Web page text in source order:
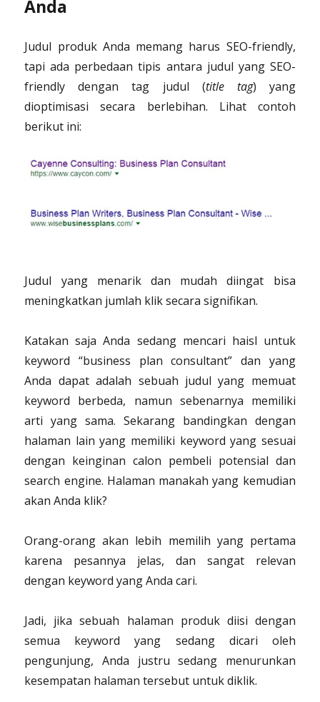
Anda
Judul produk Anda memang harus SEO-friendly,
tapi ada perbedaan tipis antara judul yang SEO-
friendly dengan tag judul (title tag) yang
dioptimisasi secara berlebihan. Lihat contoh
berikut ini:
Judul yang menarik dan mudah diingat bisa
meningkatkan jumlah klik secara signifikan.
Katakan saja Anda sedang mencari haisl untuk
keyword “business plan consultant” dan yang
Anda dapat adalah sebuah judul yang memuat
keyword berbeda, namun sebenarnya memiliki
arti yang sama. Sekarang bandingkan dengan
halaman lain yang memiliki keyword yang sesuai
dengan keinginan calon pembeli potensial dan
search engine. Halaman manakah yang kemudian
akan Anda klik?
Orang-orang akan lebih memilih yang pertama
karena pesannya jelas, dan sangat relevan
dengan keyword yang Anda cari.
Jadi, jika sebuah halaman produk diisi dengan
semua keyword yang sedang dicari oleh
pengunjung, Anda justru sedang menurunkan
kesempatan halaman tersebut untuk diklik.